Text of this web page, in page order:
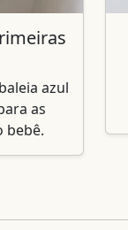
azul
as
bebê.